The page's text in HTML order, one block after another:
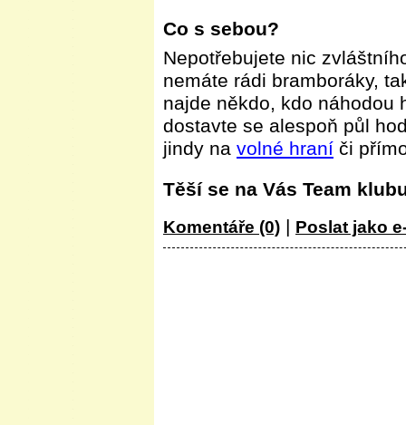
Co s sebou?
Nepotřebujete nic
nemáte rádi bramboráky,
najde někdo, kdo náhodou
dostavte se alespoň půl
jindy na volné hraní či
Těší se na Vás Team
Komentáře (0) | Poslat jako